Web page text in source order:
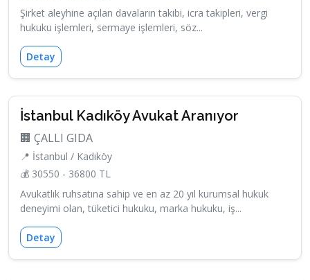
Şirket aleyhine açılan davaların takibi, icra takipleri, vergi
hukuku işlemleri, sermaye işlemleri, söz...
Detay
İstanbul Kadıköy Avukat Aranıyor
🏢 ÇALLI GIDA
📍 İstanbul / Kadıköy
💰 30550 - 36800 TL
Avukatlık ruhsatına sahip ve en az 20 yıl kurumsal hukuk
deneyimi olan, tüketici hukuku, marka hukuku, iş...
Detay